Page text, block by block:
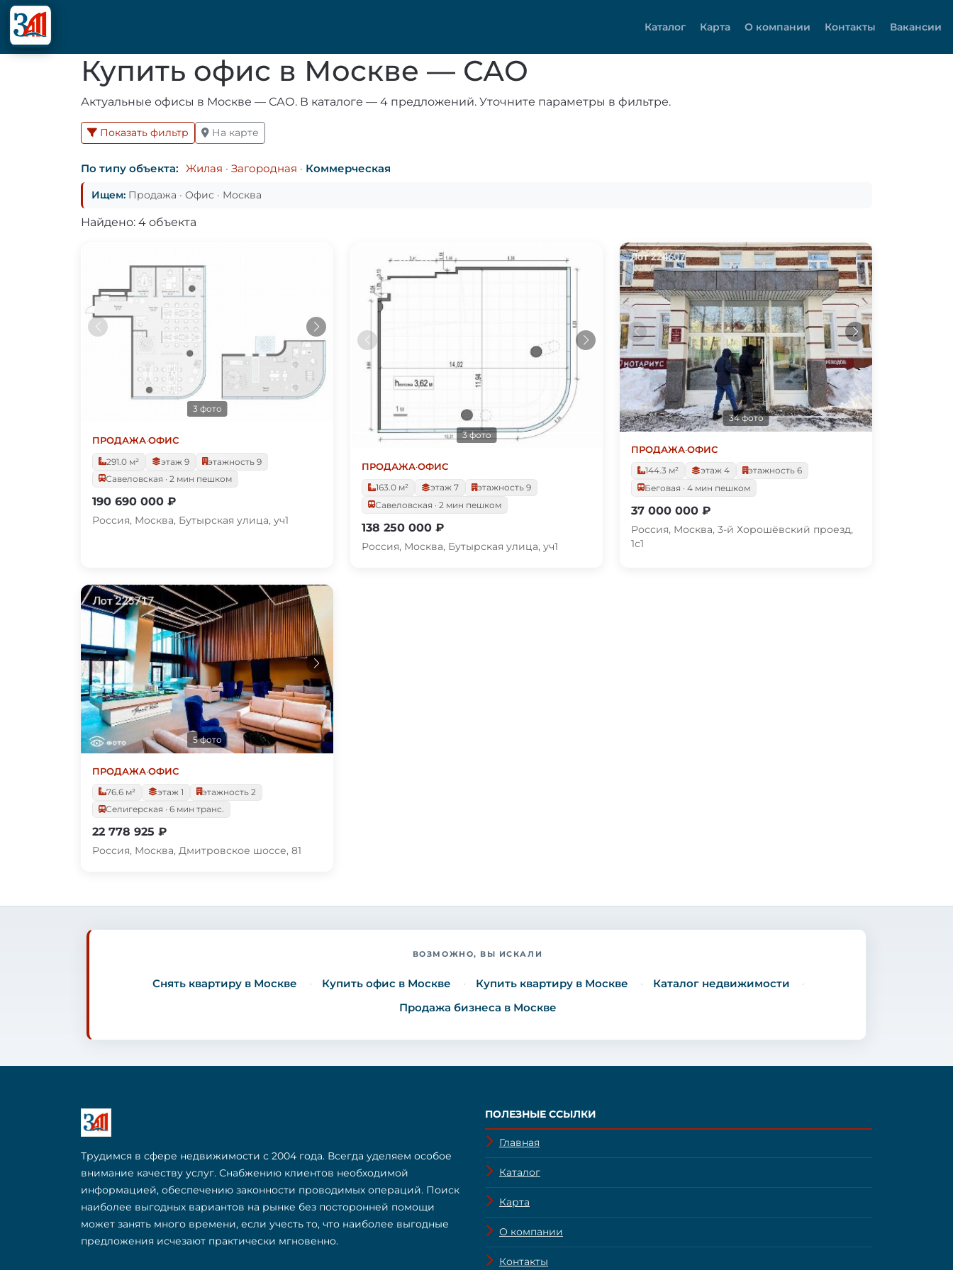
Каталог Карта О компании Контакты Вакансии
Купить офис в Москве — САО
Актуальные офисы в Москве — САО. В каталоге — 4 предложений. Уточните параметры в фильтре.
Показать фильтр На карте
По типу объекта: Жилая · Загородная · Коммерческая
Ищем: Продажа · Офис · Москва
Найдено: 4 объекта
3 фото
ПРОДАЖА·ОФИС
291.0 м²
этаж 9
этажность 9
Савеловская · 2 мин пешком
190 690 000 ₽
Россия, Москва, Бутырская улица, уч1
3 фото
ПРОДАЖА·ОФИС
163.0 м²
этаж 7
этажность 9
Савеловская · 2 мин пешком
138 250 000 ₽
Россия, Москва, Бутырская улица, уч1
34 фото
ПРОДАЖА·ОФИС
144.3 м²
этаж 4
этажность 6
Беговая · 4 мин пешком
37 000 000 ₽
Россия, Москва, 3-й Хорошёвский проезд,
1с1
5 фото
ПРОДАЖА·ОФИС
76.6 м²
этаж 1
этажность 2
Селигерская · 6 мин транс.
22 778 925 ₽
Россия, Москва, Дмитровское шоссе, 81
ВОЗМОЖНО, ВЫ ИСКАЛИ
Снять квартиру в Москве Купить офис в Москве Купить квартиру в Москве
Каталог недвижимости
Продажа бизнеса в Москве
Трудимся в сфере недвижимости с 2004 года. Всегда уделяем особое
внимание качеству услуг. Снабжению клиентов необходимой
информацией, обеспечению законности проводимых операций. Поиск
наиболее выгодных вариантов на рынке без посторонней помощи
может занять много времени, если учесть то, что наиболее выгодные
предложения исчезают практически мгновенно.
ПОЛЕЗНЫЕ ССЫЛКИ
Главная
Каталог
Карта
О компании
Контакты